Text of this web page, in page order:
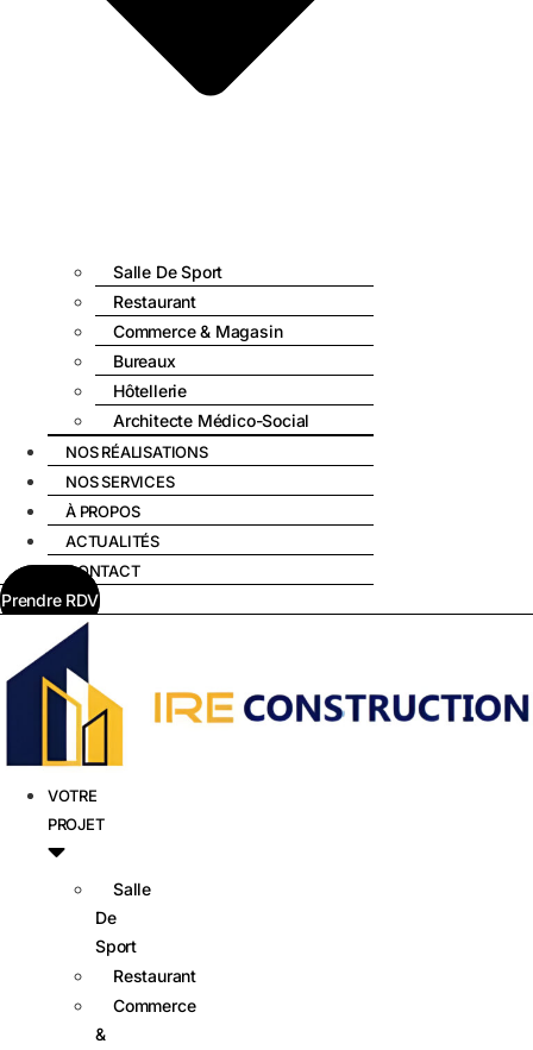
Salle De Sport
Restaurant
Commerce & Magasin
Bureaux
Hôtellerie
Architecte Médico-Social
NOS RÉALISATIONS
NOS SERVICES
À PROPOS
ACTUALITÉS
CONTACT
Prendre RDV
VOTRE
PROJET
Salle
De
Sport
Restaurant
Commerce
&